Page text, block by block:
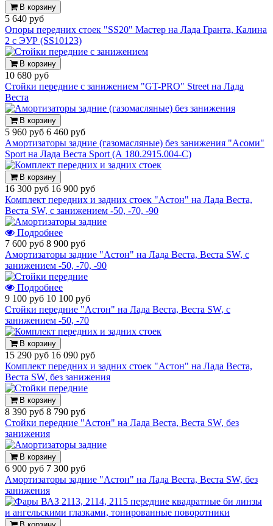
В корзину
5 640 руб
Опоры передних стоек "SS20" Мастер на Лада Гранта, Калина
2 с ЭУР (SS10123)
В корзину
10 680 руб
Стойки передние с занижением "GT-PRO" Street на Лада
Веста
В корзину
5 960 руб 6 460 руб
Амортизаторы задние (газомасляные) без занижения "Асоми"
Sport на Лада Веста Sport (А 180.2915.004-С)
В корзину
16 300 руб 16 900 руб
Комплект передних и задних стоек "Астон" на Лада Веста,
Веста SW, с занижением -50, -70, -90
Подробнее
7 600 руб 8 900 руб
Амортизаторы задние "Астон" на Лада Веста, Веста SW, с
занижением -50, -70, -90
Подробнее
9 100 руб 10 100 руб
Стойки передние "Астон" на Лада Веста, Веста SW, с
занижением -50, -70
В корзину
15 290 руб 16 090 руб
Комплект передних и задних стоек "Астон" на Лада Веста,
Веста SW, без занижения
В корзину
8 390 руб 8 790 руб
Стойки передние "Астон" на Лада Веста, Веста SW, без
занижения
В корзину
6 900 руб 7 300 руб
Амортизаторы задние "Астон" на Лада Веста, Веста SW, без
занижения